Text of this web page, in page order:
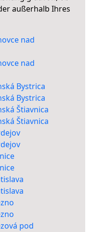
außerhalb Ihres
nad
nad
Bystrica
Bystrica
Štiavnica
Štiavnica
pod